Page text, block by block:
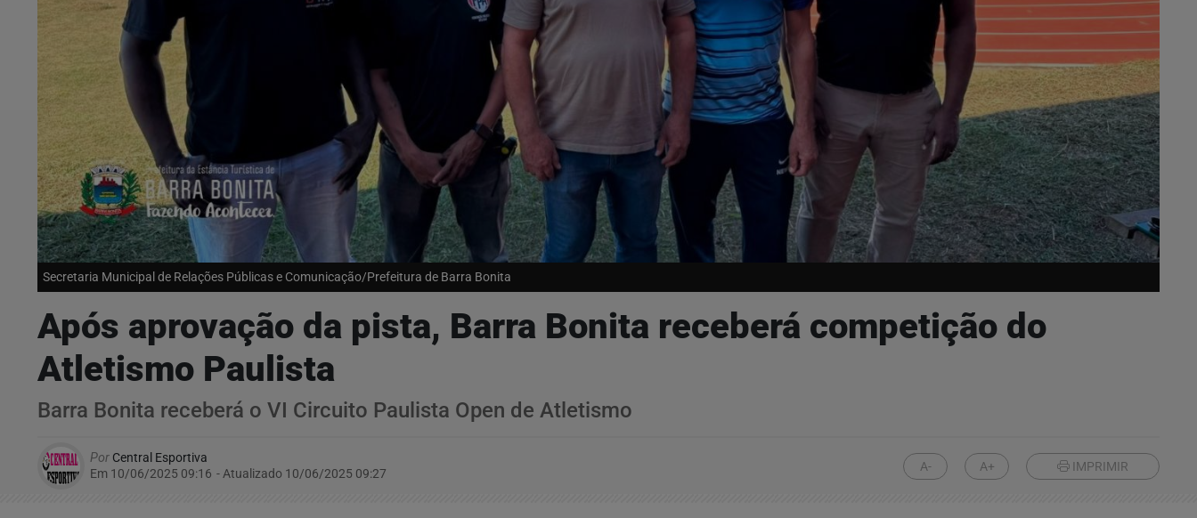
Secretaria Municipal de Relações Públicas e Comunicação/Prefeitura de Barra Bonita
Após aprovação da pista, Barra Bonita receberá competição do
Atletismo Paulista
Barra Bonita receberá o VI Circuito Paulista Open de Atletismo
Por Central Esportiva
Em 10/06/2025 09:16 - Atualizado 10/06/2025 09:27 A- A+ IMPRIMIR